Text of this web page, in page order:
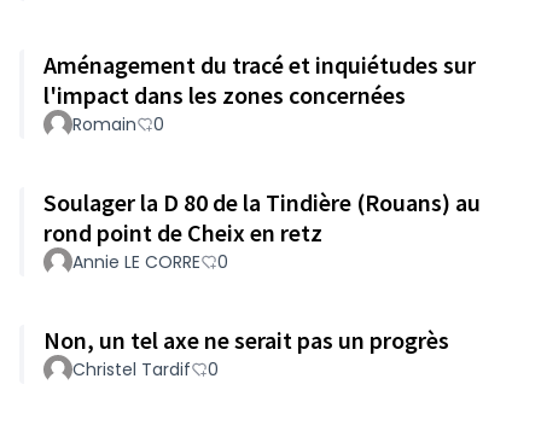
Aménagement du tracé et inquiétudes sur
l'impact dans les zones concernées
Romain 0
Soulager la D 80 de la Tindière (Rouans) au
rond point de Cheix en retz
Annie LE CORRE 0
Non, un tel axe ne serait pas un progrès
Christel Tardif 0